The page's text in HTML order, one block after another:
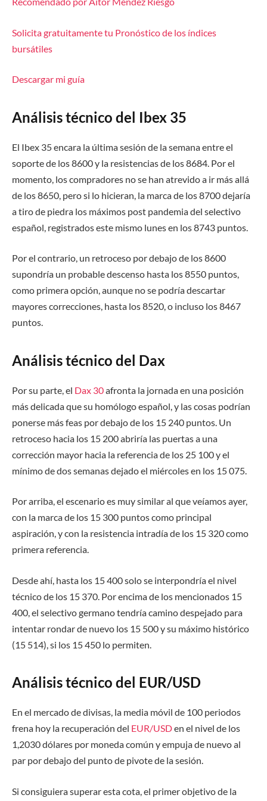
Solicita gratuitamente tu Pronóstico de los índices
bursátiles
Descargar mi guía
Análisis técnico del Ibex 35
El Ibex 35 encara la última sesión de la semana entre el
soporte de los 8600 y la resistencias de los 8684. Por el
momento, los compradores no se han atrevido a ir más allá
de los 8650, pero si lo hicieran, la marca de los 8700 dejaría
a tiro de piedra los máximos post pandemia del selectivo
español, registrados este mismo lunes en los 8743 puntos.
Por el contrario, un retroceso por debajo de los 8600
supondría un probable descenso hasta los 8550 puntos,
como primera opción, aunque no se podría descartar
mayores correcciones, hasta los 8520, o incluso los 8467
puntos.
Análisis técnico del Dax
Por su parte, el Dax 30afronta la jornada en una posición
más delicada que su homólogo español, y las cosas podrían
ponerse más feas por debajo de los 15 240 puntos. Un
retroceso hacia los 15 200 abriría las puertas a una
corrección mayor hacia la referencia de los 25 100y el
mínimo de dos semanas dejado el miércoles en los 15 075.
Por arriba, el escenario es muy similar al que veíamos ayer,
con la marca de los 15 300 puntos como principal
aspiración, y con la resistencia intradía de los 15 320 como
primera referencia.
Desde ahí, hasta los 15 400 solo se interpondría el nivel
técnico de los 15 370. Por encima de los mencionados 15
400, el selectivo germano tendría camino despejado para
intentar rondar de nuevo los 15 500 y su máximo histórico
(15 514), si los 15 450 lo permiten.
Análisis técnico del EUR/USD
En el mercado de divisas, la media móvil de 100 periodos
frena hoy la recuperación del EUR/USDen el nivel de los
1,2030 dólares por moneda común y empuja de nuevo al
par por debajo del punto de pivote de la sesión.
Si consiguiera superar esta cota, el primer objetivo de la